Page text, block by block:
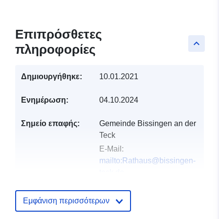
keyboard_arrow_up
Επιπρόσθετες
πληροφορίες
Δημιουργήθηκε: 10.01.2021
Ενημέρωση: 04.10.2024
Σημείο επαφής:
Gemeinde Bissingen an der
Teck
E-Mail:
mailto:Rathaus@bissingen-
45, Bissingen/Teck, 73266,
Deutschland
Εμφάνιση περισσότερων